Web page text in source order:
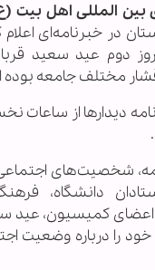
المللی اهل بیت (ع)
در خبرنامه‌ای
روز دوم عید سعید
مختلف جامعه
دیدارها از
شخصیت‌های
دانشگاه،
اعضای کمیسیون، عید
خود را درباره وضعیت